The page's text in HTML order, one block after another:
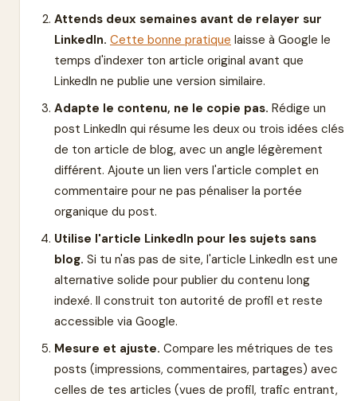
Attends deux semaines avant de relayer sur
LinkedIn. Cette bonne pratique laisse à Google le
temps d'indexer ton article original avant que
LinkedIn ne publie une version similaire.
Adapte le contenu, ne le copie pas. Rédige un
post LinkedIn qui résume les deux ou trois idées clés
de ton article de blog, avec un angle légèrement
différent. Ajoute un lien vers l'article complet en
commentaire pour ne pas pénaliser la portée
organique du post.
Utilise l'article LinkedIn pour les sujets sans
blog. Si tu n'as pas de site, l'article LinkedIn est une
alternative solide pour publier du contenu long
indexé. Il construit ton autorité de profil et reste
accessible via Google.
Mesure et ajuste. Compare les métriques de tes
posts (impressions, commentaires, partages) avec
celles de tes articles (vues de profil, trafic entrant,